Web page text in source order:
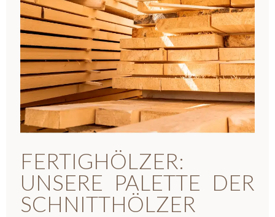
FERTIGHÖLZER:
UNSERE PALETTE DER
SCHNITTHÖLZER